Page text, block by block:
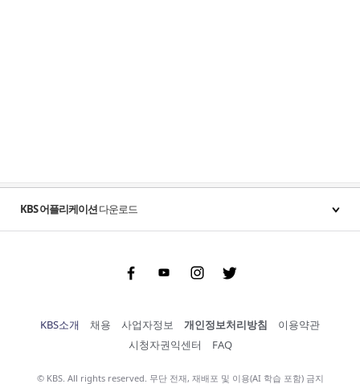
KBS 어플리케이션다운로드
FacebookYoutubeInstgram Twitter
KBS소개 채용 사업자정보 개인정보처리방침
이용약관
시청자권익센터
FAQ
© KBS. All rights reserved. 무단 전재, 재배포 및 이용(AI 학습 포함) 금지